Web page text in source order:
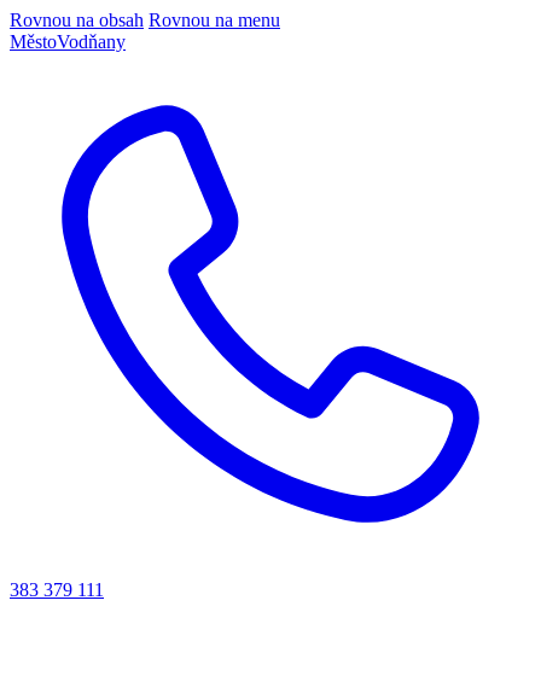
Rovnou na obsah Rovnou na menu
MěstoVodňany
383 379 111